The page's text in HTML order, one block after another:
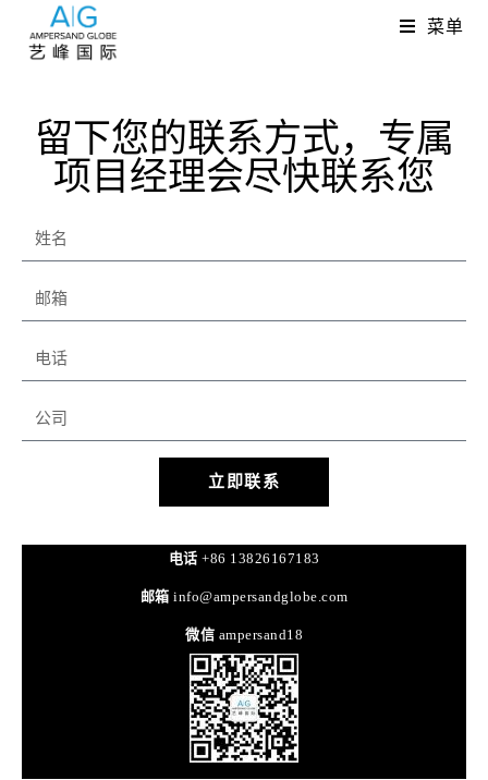
菜单
留下您的联系方式，专属
项目经理会尽快联系您
立即联系
电话 +86 13826167183
邮箱 info@ampersandglobe.com
微信 ampersand18